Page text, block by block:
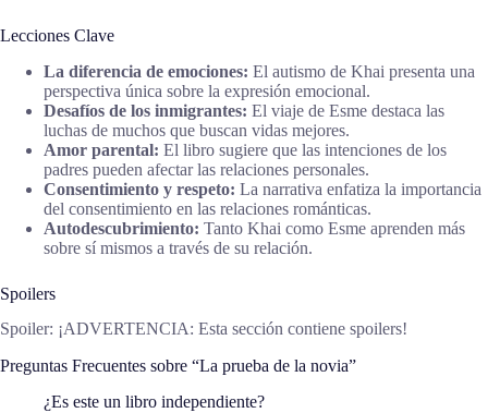
Lecciones Clave
La diferencia de emociones: El autismo de Khai presenta una
perspectiva única sobre la expresión emocional.
Desafíos de los inmigrantes: El viaje de Esme destaca las
luchas de muchos que buscan vidas mejores.
Amor parental: El libro sugiere que las intenciones de los
padres pueden afectar las relaciones personales.
Consentimiento y respeto: La narrativa enfatiza la importancia
del consentimiento en las relaciones románticas.
Autodescubrimiento: Tanto Khai como Esme aprenden más
sobre sí mismos a través de su relación.
Spoilers
Spoiler: ¡ADVERTENCIA: Esta sección contiene spoilers!
Preguntas Frecuentes sobre “La prueba de la novia”
¿Es este un libro independiente?